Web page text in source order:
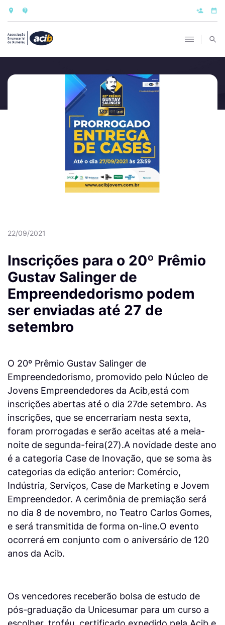
22/09/2021
Inscrições para o 20º Prêmio
Gustav Salinger de
Empreendedorismo podem
ser enviadas até 27 de
setembro
O 20º Prêmio Gustav Salinger de
Empreendedorismo, promovido pelo Núcleo de
Jovens Empreendedores da Acib,está com
inscrições abertas até o dia 27de setembro. As
inscrições, que se encerrariam nesta sexta,
foram prorrogadas e serão aceitas até a meia-
noite de segunda-feira(27).A novidade deste ano
é a categoria Case de Inovação, que se soma às
categorias da edição anterior: Comércio,
Indústria, Serviços, Case de Marketing e Jovem
Empreendedor. A cerimônia de premiação será
no dia 8 de novembro, no Teatro Carlos Gomes,
e será transmitida de forma on-line.O evento
ocorrerá em conjunto com o aniversário de 120
anos da Acib.
Os vencedores receberão bolsa de estudo de
pós-graduação da Unicesumar para um curso a